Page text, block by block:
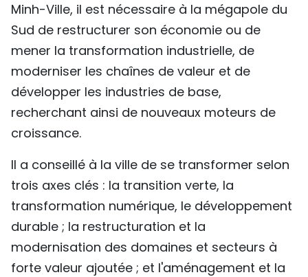
Minh-Ville, il est nécessaire à la mégapole du
Sud de restructurer son économie ou de
mener la transformation industrielle, de
moderniser les chaînes de valeur et de
développer les industries de base,
recherchant ainsi de nouveaux moteurs de
croissance.
Il a conseillé à la ville de se transformer selon
trois axes clés : la transition verte, la
transformation numérique, le développement
durable ; la restructuration et la
modernisation des domaines et secteurs à
forte valeur ajoutée ; et l'aménagement et la